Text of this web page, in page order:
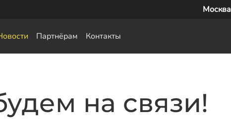
Москва
Партнёрам Контакты
Оголовки для винтовых свай
на связи!